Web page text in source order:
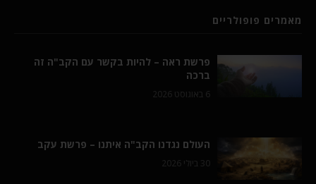
מאמרים פופולריים
פרשת ראה – להיות בקשר עם הקב"ה זה
ברכה
6 באוגוסט 2026
העולם נגדנו הקב"ה איתנו – פרשת עקב
30 ביולי 2026